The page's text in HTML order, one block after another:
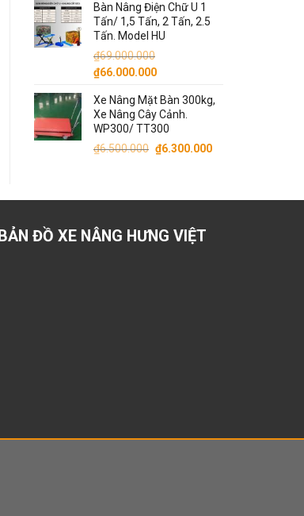
là:
₫6.800.000.
Bàn Nâng Điện Chữ U 1
Tấn/ 1,5 Tấn, 2 Tấn, 2.5
Tấn. Model HU
₫69.000.000
Giá
là:
₫69.000.000.
₫66.000.000Giá
tại
là:
₫66.000.000.
Xe Nâng Mặt Bàn 300kg,
Xe Nâng Cây Cảnh.
WP300/ TT300
₫6.500.000 Giá
₫6.500.000.
₫6.300.000Giá
là:
BẢN ĐỒ XE NÂNG HƯNG VIỆT